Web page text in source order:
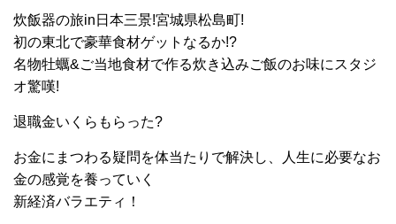
炊飯器の旅in日本三景!宮城県松島町!
初の東北で豪華食材ゲットなるか!?
名物牡蠣&ご当地食材で作る炊き込みご飯のお味にスタジ
オ驚嘆!
退職金いくらもらった?
お金にまつわる疑問を体当たりで解決し、人生に必要なお
金の感覚を養っていく
新経済バラエティ！